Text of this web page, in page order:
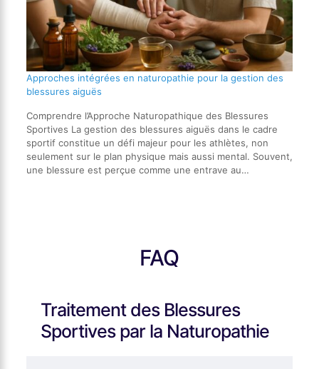
Approches intégrées en naturopathie pour la gestion des
blessures aiguës
Comprendre l’Approche Naturopathique des Blessures
Sportives La gestion des blessures aiguës dans le cadre
sportif constitue un défi majeur pour les athlètes, non
seulement sur le plan physique mais aussi mental. Souvent,
une blessure est perçue comme une entrave au…
FAQ
Traitement des Blessures
Sportives par la Naturopathie